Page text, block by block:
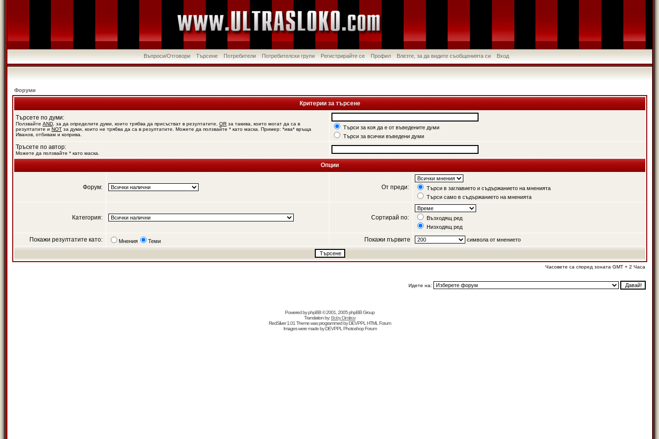
Въпроси/Отговори Търсене Потребители Потребителски групи Регистрирайте се Профил Влезте, за да видите съобщенията си Вход
Форуми
Критерии за търсене
Търсете по думи:
Ползвайте AND , за да определите думи, които трябва да присъстват в резултатите, OR за такива, които могат да са в
резултатите и NOT за думи, които не трябва да са в резултатите. Можете да ползвайте * като маска. Пример: *ива* връща
Иванов, отбивам и коприва.
Търси за коя да е от въведените думи
Търси за всички въведени думи
Тръсете по автор:
Можете да ползвайте * като маска.
Опции
Форум: От преди:
Търси в заглавието и съдържанието на мненията
Търси само в съдържанието на мненията
Категория: Сортирай по:
Възходящ ред
Низходящ ред
Покажи резултатите като: Мнения Теми Покажи първите символа от мнението
Часовете са според зоната GMT + 2 Часа
Идете на:
Powered byphpBB© 2001, 2005 phpBB Group
Translation by:Boby Dimitrov
RedSilver 1.01 Theme was programmed byDEVPPL HTML Forum
Images were made byDEVPPL Photoshop Forum